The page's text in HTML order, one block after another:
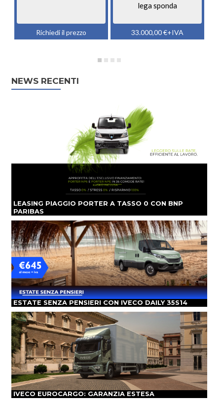
Richiedi il prezzo
lega sponda
33.000,00€+IVA
NEWS RECENTI
LEASING PIAGGIO PORTER A TASSO 0 CON BNP
PARIBAS
ESTATE SENZA PENSIERI CON IVECO DAILY 35S14
IVECO EUROCARGO: GARANZIA ESTESA